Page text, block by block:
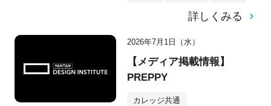
詳しくみる
2026年7月1日（水）
【メディア掲載情報】
PREPPY
カレッジ共通